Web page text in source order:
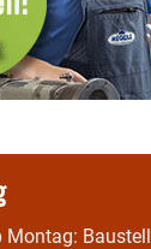
Montag: